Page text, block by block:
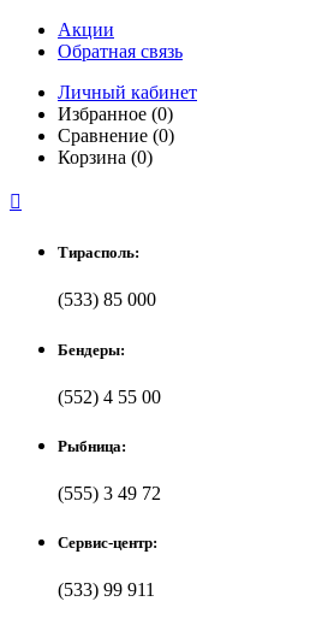
Акции
Обратная связь
Личный кабинет
Избранное (0)
Сравнение (0)
Корзина (0)

Тирасполь:
(533) 85 000
Бендеры:
(552) 4 55 00
Рыбница:
(555) 3 49 72
Сервис-центр:
(533) 99 911